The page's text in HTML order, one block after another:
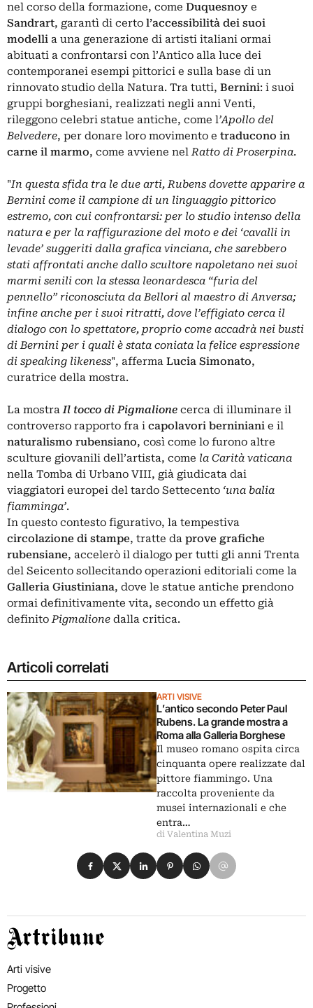
nel corso della formazione, come Duquesnoy e
Sandrart, garantì di certo l’accessibilità dei suoi
modelli a una generazione di artisti italiani ormai
abituati a confrontarsi con l’Antico alla luce dei
contemporanei esempi pittorici e sulla base di un
rinnovato studio della Natura. Tra tutti, Bernini: i suoi
gruppi borghesiani, realizzati negli anni Venti,
rileggono celebri statue antiche, come l’Apollo del
Belvedere, per donare loro movimento e traducono in
carne il marmo, come avviene nelRatto di Proserpina.
"In questa sfida tra le due arti, Rubens dovette apparire a
Bernini come il campione di un linguaggio pittorico
estremo, con cui confrontarsi: per lo studio intenso della
natura e per la raffigurazione del moto e dei ‘cavalli in
levade’ suggeriti dalla grafica vinciana, che sarebbero
stati affrontati anche dallo scultore napoletano nei suoi
marmi senili con la stessa leonardesca “furia del
pennello” riconosciuta da Bellori al maestro di Anversa;
infine anche per i suoi ritratti, dove l’effigiato cerca il
dialogo con lo spettatore, proprio come accadrà nei busti
di Bernini per i quali è stata coniata la felice espressione
di speaking likeness", afferma Lucia Simonato,
curatrice della mostra.
La mostraIl tocco di Pigmalione cerca di illuminare il
controverso rapporto fra i capolavori berniniani e il
naturalismo rubensiano, così come lo furono altre
sculture giovanili dell’artista, come la Carità vaticana
nella Tomba di Urbano VIII, già giudicata dai
viaggiatori europei del tardo Settecento ‘una balia
fiamminga’.
In questo contesto figurativo, la tempestiva
circolazione di stampe, tratte da prove grafiche
rubensiane, accelerò il dialogo per tutti gli anni Trenta
del Seicento sollecitando operazioni editoriali come la
Galleria Giustiniana, dove le statue antiche prendono
ormai definitivamente vita, secondo un effetto già
definitoPigmalione dalla critica.
Articoli correlati
ARTI VISIVE
L’antico secondo Peter Paul
Rubens. La grande mostra a
Roma alla Galleria Borghese
Il museo romano ospita circa
cinquanta opere realizzate dal
pittore fiammingo. Una
raccolta proveniente da
musei internazionali e che
entra…
di Valentina Muzi
Condividi su Facebook
Condividi su X
Condividi su LinkedIn
Condividi su Pinterest
Condividi su WhatsApp
Condividi su Email
Artribune
Arti visive
Progetto